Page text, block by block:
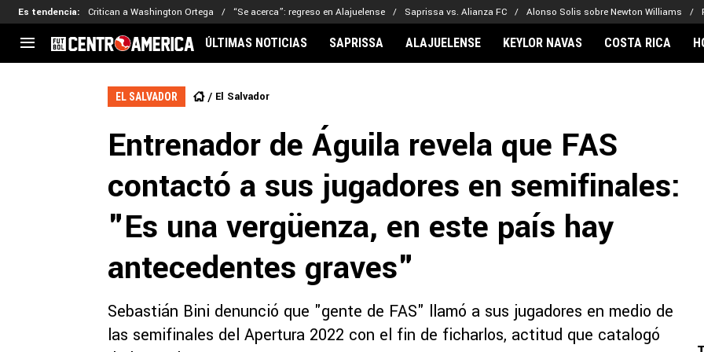
Es tendencia: Critican a Washington Ortega “Se acerca”: regreso en Alajuelense Saprissa vs. Alianza FC Alonso Solis sobre Newton Williams
CENTROAMÉRICA
El Salvador
CONCACAF
Liga de Naciones
Copa de Campeones
MLS
Kervin Arriaga
Adalberto Carrasquilla
Nathaniel Méndez-Laing
Alajuelense
Herediano
Comunicaciones
Olimpia
Real Madrid
ÚLTIMAS NOTICIAS SAPRISSA ALAJUELENSE KEYLOR NAVAS COSTA RICA
EL SALVADOR El Salvador
Entrenador de Águila revela que FAS
contactó a sus jugadores en semifinales:
"Es una vergüenza, en este país hay
antecedentes graves"
Sebastián Bini denunció que "gente de FAS" llamó a sus jugadores en medio de
las semifinales del Apertura 2022 con el fin de ficharlos, actitud que catalogó